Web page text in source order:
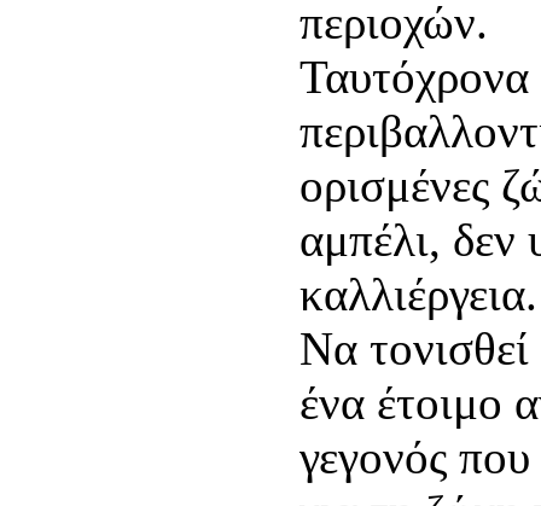
περιοχών.
Ταυτόχρονα
ορισμένες
αμπέλι, δεν
καλλιέργεια.
Να τονισθεί
ένα έτοιμο
γεγονός που